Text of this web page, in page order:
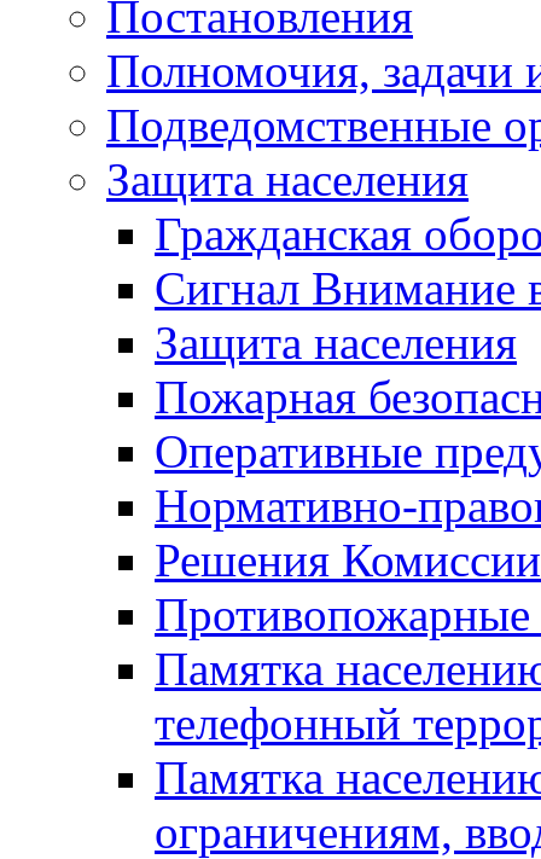
Постановления
Полномочия, задачи
Подведомственные
Защита населения
Гражданская
Сигнал Внимание
Защита населения
Пожарная
Оперативные
Нормативно-
Решения
Противопожарные
Памятка
телефонный
Памятка
ограничениям,